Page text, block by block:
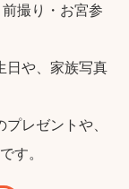
撮り・お宮参
日や、家族写真
レゼントや、
す。